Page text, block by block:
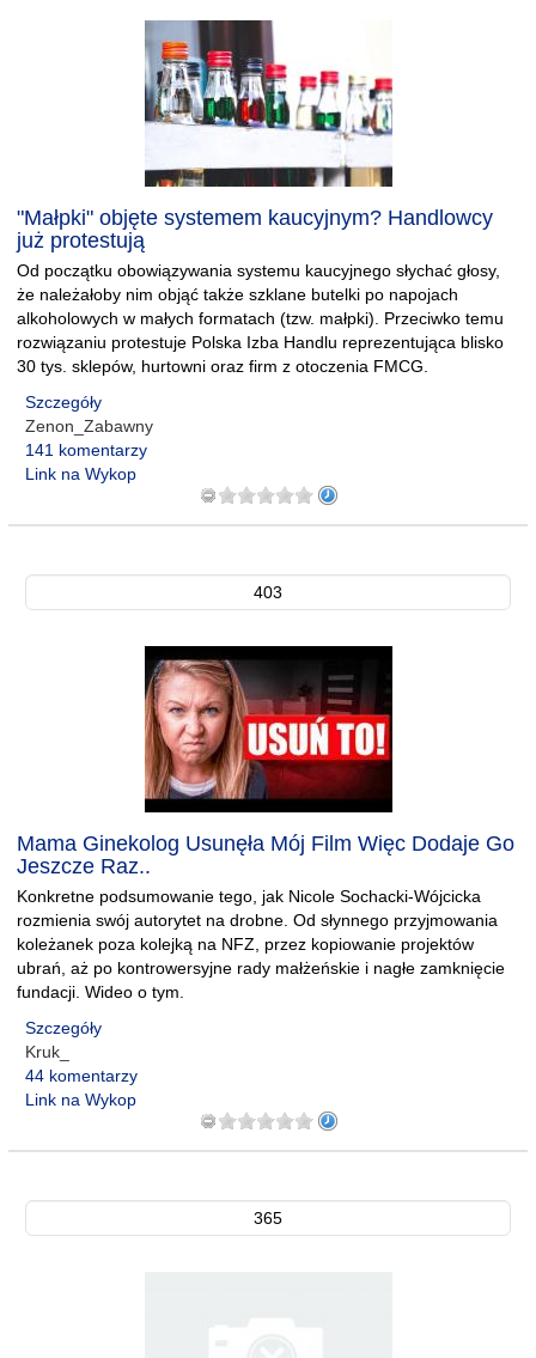
"Małpki" objęte systemem kaucyjnym? Handlowcy
już protestują
Od początku obowiązywania systemu kaucyjnego słychać głosy,
że należałoby nim objąć także szklane butelki po napojach
alkoholowych w małych formatach (tzw. małpki). Przeciwko temu
rozwiązaniu protestuje Polska Izba Handlu reprezentująca blisko
30 tys. sklepów, hurtowni oraz firm z otoczenia FMCG.
Szczegóły
Zenon_Zabawny
141 komentarzy
Link na Wykop
403
Mama Ginekolog Usunęła Mój Film Więc Dodaje Go
Jeszcze Raz..
Konkretne podsumowanie tego, jak Nicole Sochacki-Wójcicka
rozmienia swój autorytet na drobne. Od słynnego przyjmowania
koleżanek poza kolejką na NFZ, przez kopiowanie projektów
ubrań, aż po kontrowersyjne rady małżeńskie i nagłe zamknięcie
fundacji. Wideo o tym.
Szczegóły
Kruk_
44 komentarzy
Link na Wykop
365